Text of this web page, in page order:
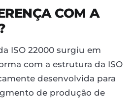
COM A
ISO 22000 surgiu em
com a estrutura da ISO
desenvolvida para
de produção de